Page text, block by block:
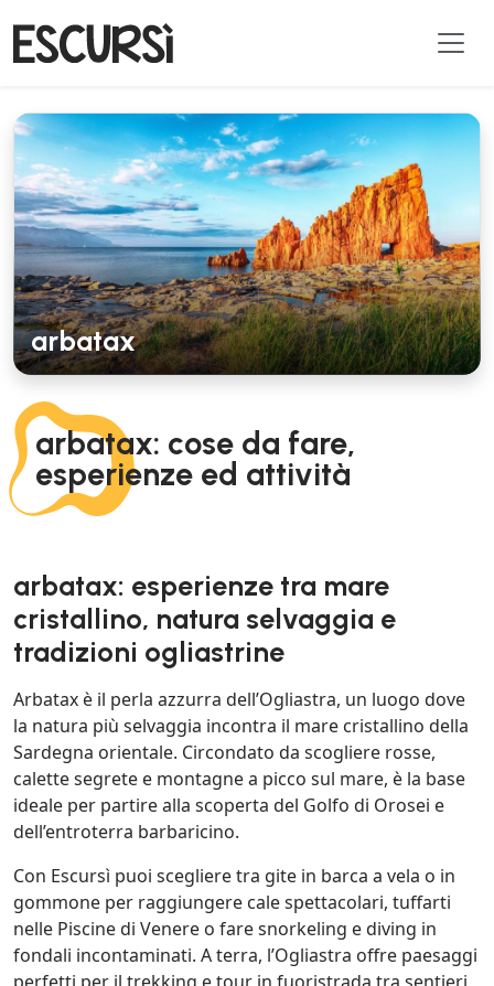
arbatax: cose da fare,
esperienze ed attività
arbatax
arbatax: esperienze tra mare
cristallino, natura selvaggia e
tradizioni ogliastrine
Arbatax è il perla azzurra dell’Ogliastra, un luogo dove
la natura più selvaggia incontra il mare cristallino della
Sardegna orientale. Circondato da scogliere rosse,
calette segrete e montagne a picco sul mare, è la base
ideale per partire alla scoperta del Golfo di Orosei e
dell’entroterra barbaricino.
Con Escursì puoi scegliere tra gite in barca a vela o in
gommone per raggiungere cale spettacolari, tuffarti
nelle Piscine di Venere o fare snorkeling e diving in
fondali incontaminati. A terra, l’Ogliastra offre paesaggi